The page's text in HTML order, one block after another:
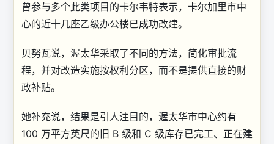
曾参与多个此类项目的卡尔韦特表示，卡尔加里市中
心的近十几座乙级办公楼已成功改建。
贝努瓦说，渥太华采取了不同的方法，简化审批流
程，并对改造实施按权利分区，而不是提供直接的财
政补贴。
她补充说，结果是引人注目的，渥太华市中心约有
100 万平方英尺的旧 B 级和 C 级库存已完工、正在建